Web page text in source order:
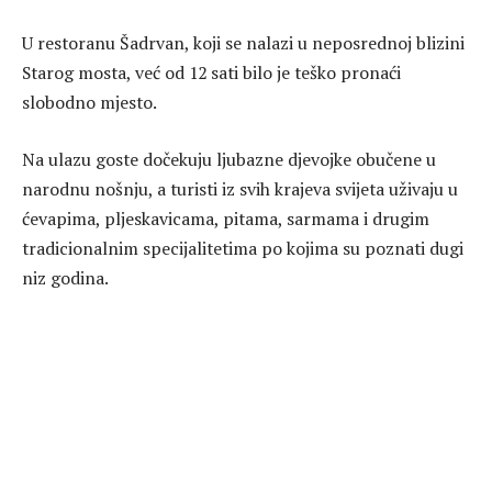
U restoranu Šadrvan, koji se nalazi u neposrednoj blizini
Starog mosta, već od 12 sati bilo je teško pronaći
slobodno mjesto.
Na ulazu goste dočekuju ljubazne djevojke obučene u
narodnu nošnju, a turisti iz svih krajeva svijeta uživaju u
ćevapima, pljeskavicama, pitama, sarmama i drugim
tradicionalnim specijalitetima po kojima su poznati dugi
niz godina.